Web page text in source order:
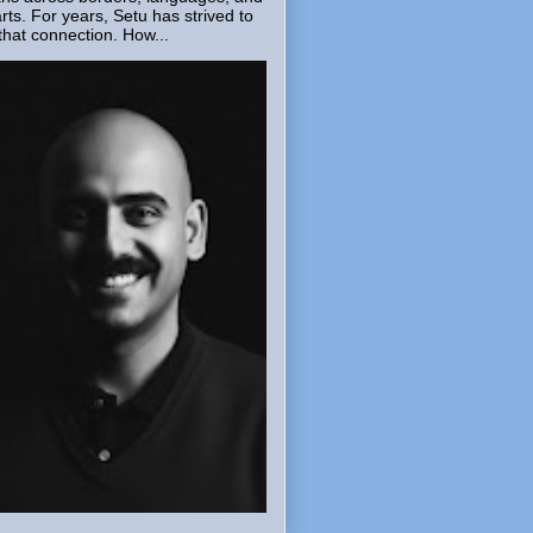
For years, Setu has strived to
connection. How...